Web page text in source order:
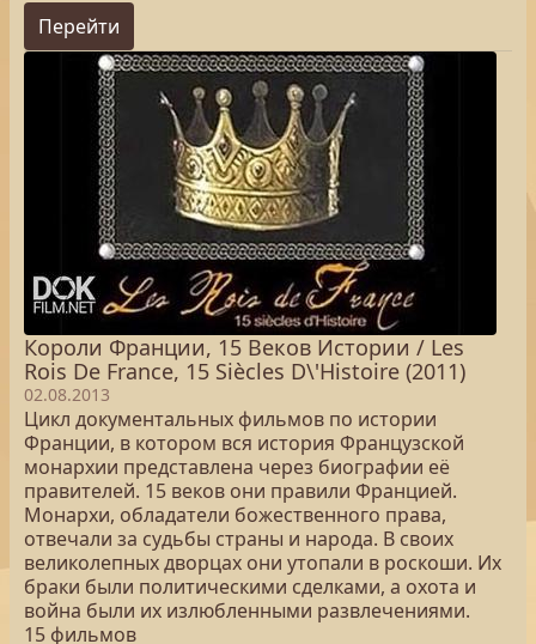
Перейти
Короли Франции, 15 Веков Истории / Les
Rois De France, 15 Siècles D\'Histoire (2011)
02.08.2013
Цикл документальных фильмов по истории
Франции, в котором вся история Французской
монархии представлена через биографии её
правителей. 15 веков они правили Францией.
Монархи, обладатели божественного права,
отвечали за судьбы страны и народа. В своих
великолепных дворцах они утопали в роскоши. Их
браки были политическими сделками, а охота и
война были их излюбленными развлечениями.
15 фильмов